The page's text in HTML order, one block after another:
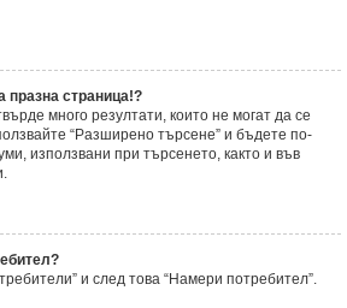
страница!?
много резултати, които не могат да се
“Разширено търсене” и бъдете по-
използвани при търсенето, както и във
и след това “Намери потребител”.